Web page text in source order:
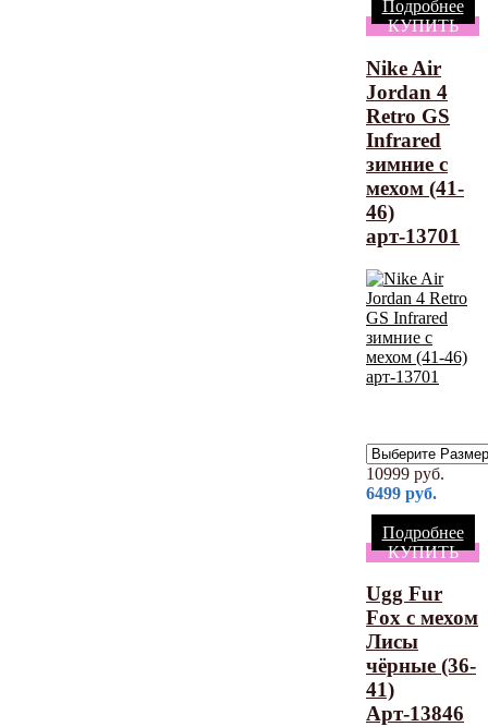
Подробнее
КУПИТЬ
Nike Air
Jordan 4
Retro GS
Infrared
зимние с
мехом (41-
46)
арт-13701
10999 руб.
6499 руб.
Подробнее
КУПИТЬ
Ugg Fur
Fox с мехом
Лисы
чёрные (36-
41)
Арт-13846